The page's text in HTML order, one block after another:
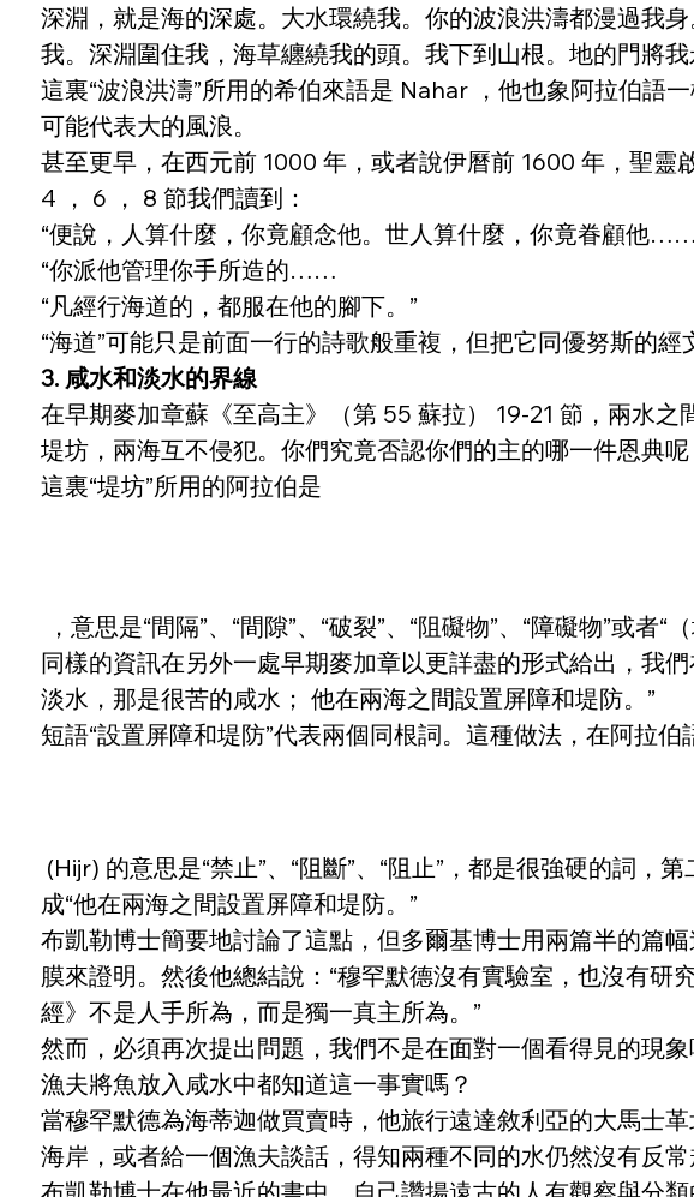
深淵，就是海的深處。大水環繞我。你的波浪洪濤都漫過我
我。深淵圍住我，海草纏繞我的頭。我下到山根。地的門將
這裏“波浪洪濤”所用的希伯來語是 Nahar ，他也象阿拉伯語
可能代表大的風浪。
甚至更早，在西元前 1000 年，或者說伊曆前 1600 年，聖
4 ， 6 ， 8 節我們讀到：
“便說，人算什麼，你竟顧念他。世人算什麼，你竟眷顧他……
“你派他管理你手所造的……
“凡經行海道的，都服在他的腳下。”
“海道”可能只是前面一行的詩歌般重複，但把它同優努斯的
3. 咸水和淡水的界線
在早期麥加章蘇《至高主》（第 55 蘇拉） 19-21 節，兩水
堤坊，兩海互不侵犯。你們究竟否認你們的主的哪一件恩典呢
這裏“堤坊”所用的阿拉伯是
，意思是“間隔”、“間隙”、“破裂”、“阻礙物”、“障礙物”或者“
同樣的資訊在另外一處早期麥加章以更詳盡的形式給出，我
淡水，那是很苦的咸水； 他在兩海之間設置屏障和堤防。”
短語“設置屏障和堤防”代表兩個同根詞。這種做法，在阿拉
成“他在兩海之間設置屏障和堤防。”
布凱勒博士簡要地討論了這點，但多爾基博士用兩篇半的篇
膜來證明。然後他總結說：“穆罕默德沒有實驗室，也沒有
經》不是人手所為，而是獨一真主所為。”
然而，必須再次提出問題，我們不是在面對一個看得見的現
漁夫將魚放入咸水中都知道這一事實嗎？
當穆罕默德為海蒂迦做買賣時，他旅行遠達敘利亞的大馬士
海岸，或者給一個漁夫談話，得知兩種不同的水仍然沒有反